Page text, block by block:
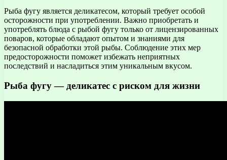
Рыба фугу является деликатесом, который требует особой
осторожности при употреблении. Важно приобретать и
употреблять блюда с рыбой фугу только от лицензированных
поваров, которые обладают опытом и знаниями для
безопасной обработки этой рыбы. Соблюдение этих мер
предосторожности поможет избежать неприятных
последствий и насладиться этим уникальным вкусом.
Рыба фугу — деликатес с риском для жизни